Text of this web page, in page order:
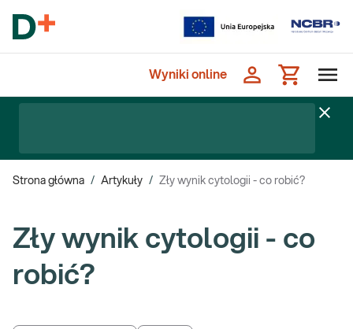
Wyniki online
Strona główna / Artykuły / Zły wynik cytologii - co robić?
Zły wynik cytologii - co
robić?